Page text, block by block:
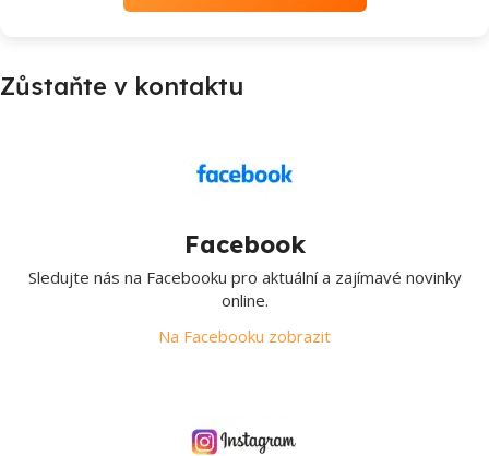
Zůstaňte v kontaktu
Facebook
Sledujte nás na Facebooku pro aktuální a zajímavé novinky
online.
Na Facebooku zobrazit